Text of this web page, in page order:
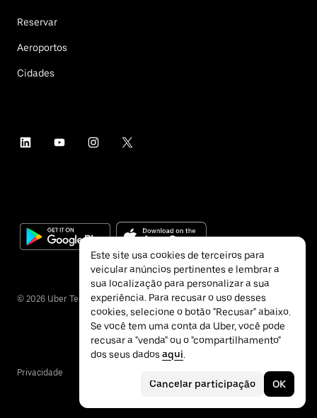
Reservar
Aeroportos
Cidades
© 2026 Uber Technologies Inc.
Privacidade
Este site usa cookies de terceiros para
veicular anúncios pertinentes e lembrar a
sua localização para personalizar a sua
experiência. Para recusar o uso desses
cookies, selecione o botão "Recusar" abaixo.
Se você tem uma conta da Uber, você pode
recusar a "venda" ou o "compartilhamento"
dos seus dados aqui.
Cancelar participação OK